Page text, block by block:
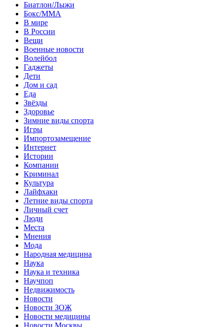
Биатлон/Лыжи
Бокс/MMA
В мире
В России
Вещи
Военные новости
Волейбол
Гаджеты
Дети
Дом и сад
Еда
Звёзды
Здоровье
Зимние виды спорта
Игры
Импортозамещение
Интернет
Истории
Компании
Криминал
Культура
Лайфхаки
Летние виды спорта
Личный счет
Люди
Места
Мнения
Мода
Народная медицина
Наука
Наука и техника
Научпоп
Недвижимость
Новости
Новости ЗОЖ
Новости медицины
Новости Москвы